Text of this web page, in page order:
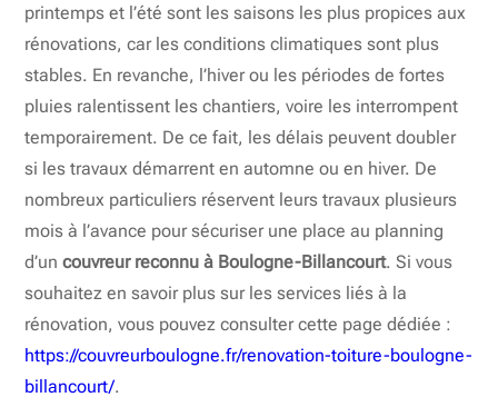
printemps et l’été sont les saisons les plus propices aux
rénovations, car les conditions climatiques sont plus
stables. En revanche, l’hiver ou les périodes de fortes
pluies ralentissent les chantiers, voire les interrompent
temporairement. De ce fait, les délais peuvent doubler
si les travaux démarrent en automne ou en hiver. De
nombreux particuliers réservent leurs travaux plusieurs
mois à l’avance pour sécuriser une place au planning
d’uncouvreur reconnu à Boulogne-Billancourt. Si vous
souhaitez en savoir plus sur les services liés à la
rénovation, vous pouvez consulter cette page dédiée :
https://couvreurboulogne.fr/renovation-toiture-boulogne-
billancourt/.